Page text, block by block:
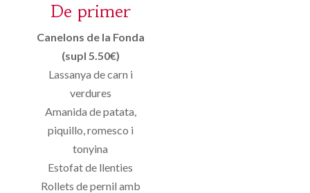
De primer
Canelons de la Fonda
(supl 5.50€)
Lassanya de carn i
verdures
Amanida de patata,
piquillo, romesco i
tonyina
Estofat de llenties
Rollets de pernil amb